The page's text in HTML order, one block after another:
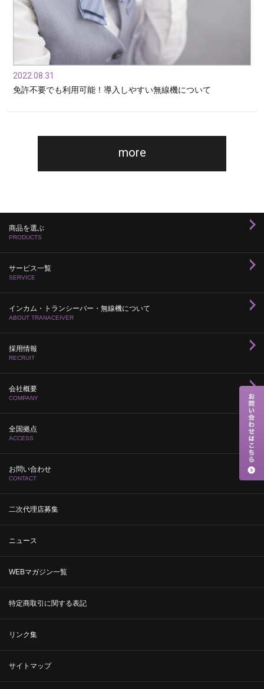
2022.08.31
免許不要でも利用可能！導入しやすい無線機について
more
商品を選ぶ
PRODUCTS
サービス一覧
SERVICE
インカム・トランシーバー・無線機について
ABOUT TRANACEIVER
採用情報
RECRUIT
会社概要
COMPANY
全国拠点
ACCESS
お問い合わせ
CONTACT
二次代理店募集
ニュース
WEBマガジン一覧
特定商取引に関する表記
リンク集
サイトマップ